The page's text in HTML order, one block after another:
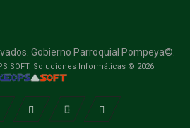
Gobierno Parroquial Pompeya©.
SOFT. Soluciones Informáticas © 2026